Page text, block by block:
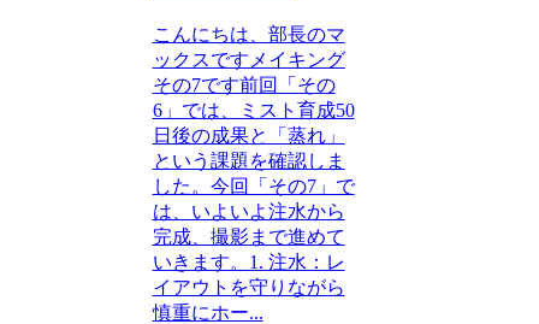
こんにちは、部長のマ
ックスですメイキング
その7です前回「その
6」では、ミスト育成50
日後の成果と「蒸れ」
という課題を確認しま
した。今回「その7」で
は、いよいよ注水から
完成、撮影まで進めて
いきます。1. 注水：レ
イアウトを守りながら
慎重にホー...